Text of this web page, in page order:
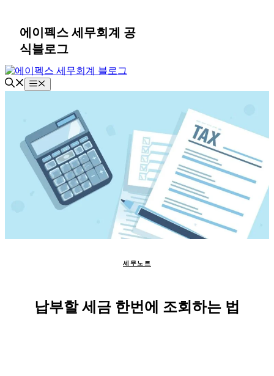
너
뛰
에이펙스 세무회계 공
식블로그
메
세무노트
납부할 세금 한번에 조회하는 법